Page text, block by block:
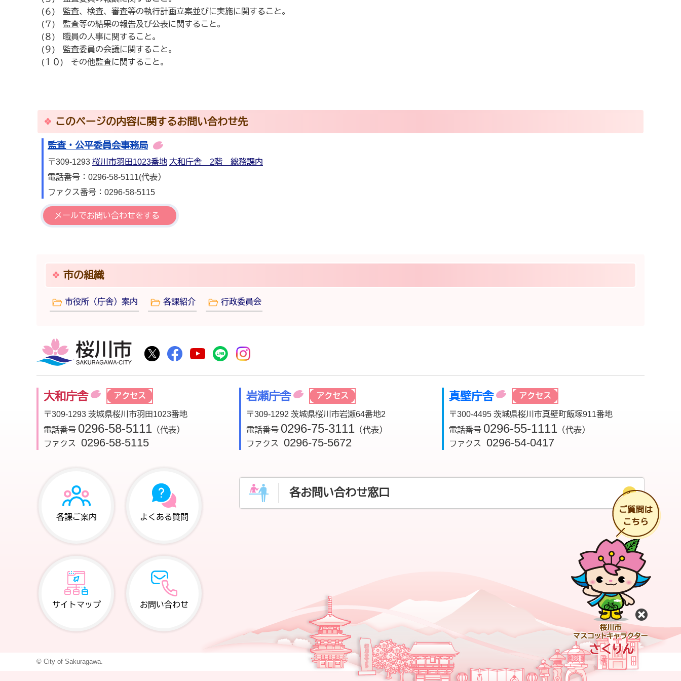
(６) 監査、検査、審査等の執行計画立案並びに実施に関すること。
(７) 監査等の結果の報告及び公表に関すること。
(８) 職員の人事に関すること。
(９) 監査委員の会議に関すること。
(１０) その他監査に関すること。
このページの内容に関するお問い合わせ先
監査・公平委員会事務局
〒309-1293 桜川市羽田1023番地 大和庁舎 2階 総務課内
電話番号：0296-58-5111(代表）
ファクス番号：0296-58-5115
メールでお問い合わせをする
市の組織
市役所（庁舎）案内 各課紹介 行政委員会
桜川市公式Twitter
桜川市公式Facebook
桜川市公式YouTube
桜川市公式LINE
大和庁舎 アクセス
〒309-1293 茨城県桜川市羽田1023番地
電話番号 0296-58-5111 （代表）
ファクス
0296-58-5115
岩瀬庁舎 アクセス
〒309-1292 茨城県桜川市岩瀬64番地2
電話番号 0296-75-3111 （代表）
ファクス
0296-75-5672
真壁庁舎 アクセス
〒300-4495 茨城県桜川市真壁町飯塚911番地
電話番号 0296-55-1111 （代表）
ファクス
0296-54-0417
各課ご案内 よくある質問
サイトマップ お問い合わせ
各お問い合わせ窓口
© City of Sakuragawa.